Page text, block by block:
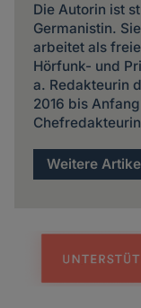
Die Autorin ist
Germanistin.
arbeitet als
Hörfunk- und
a. Redakteurin
2016 bis
Weitere